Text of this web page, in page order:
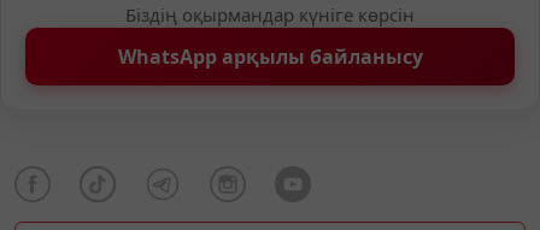
Біздің оқырмандар күніге көрсін
WhatsApp арқылы байланысу